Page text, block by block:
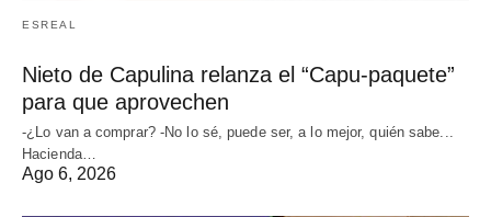
ESREAL
Nieto de Capulina relanza el “Capu-paquete”
para que aprovechen
-¿Lo van a comprar? -No lo sé, puede ser, a lo mejor, quién sabe...
Hacienda…
Ago 6, 2026